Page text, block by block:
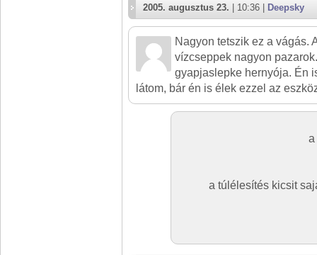
2005. augusztus 23. | 10:36 | Deepsky
Nagyon tetszik ez a vágás.
vízcseppek nagyon
gyapjaslepke hernyója. Én
látom, bár én is élek ezzel az
a
a túlélesítés kicsit